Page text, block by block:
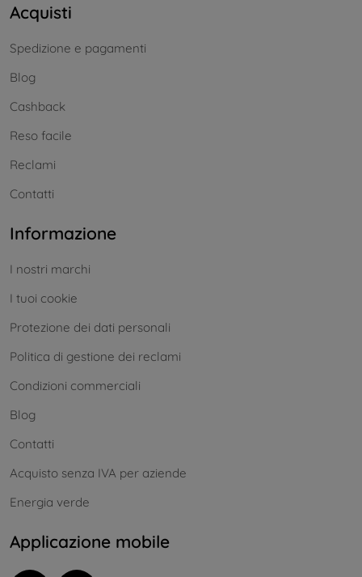
Acquisti
Spedizione e pagamenti
Blog
Cashback
Reso facile
Reclami
Contatti
Informazione
I nostri marchi
I tuoi cookie
Protezione dei dati personali
Politica di gestione dei reclami
Condizioni commerciali
Blog
Contatti
Acquisto senza IVA per aziende
Energia verde
Applicazione mobile